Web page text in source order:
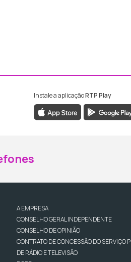
da RTP Madeira
da RTP Madeira
Instale a aplicaçãoRTP Play
A EMPRESA
CONSELHO GERAL INDEPENDENTE
CONSELHO DE OPINIÃO
CONTRATO DE CONCESSÃO DO SERVIÇO
DE RÁDIO E TELEVISÃO